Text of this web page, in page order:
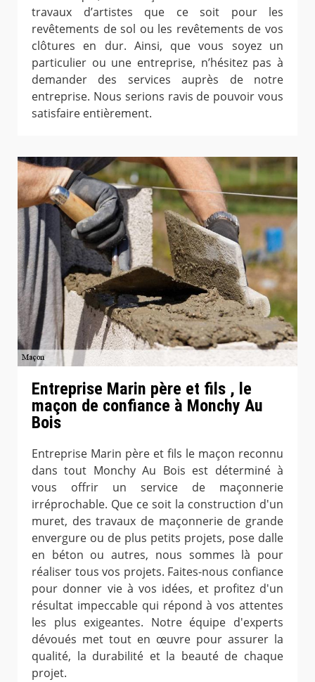
travaux d’artistes que ce soit pour les
revêtements de sol ou les revêtements de vos
clôtures en dur. Ainsi, que vous soyez un
particulier ou une entreprise, n’hésitez pas à
demander des services auprès de notre
entreprise. Nous serions ravis de pouvoir vous
satisfaire entièrement.
Entreprise Marin père et fils , le
maçon de confiance à Monchy Au
Bois
Entreprise Marin père et fils le maçon reconnu
dans tout Monchy Au Bois est déterminé à
vous offrir un service de maçonnerie
irréprochable. Que ce soit la construction d'un
muret, des travaux de maçonnerie de grande
envergure ou de plus petits projets, pose dalle
en béton ou autres, nous sommes là pour
réaliser tous vos projets. Faites-nous confiance
pour donner vie à vos idées, et profitez d'un
résultat impeccable qui répond à vos attentes
les plus exigeantes. Notre équipe d'experts
dévoués met tout en œuvre pour assurer la
qualité, la durabilité et la beauté de chaque
projet.